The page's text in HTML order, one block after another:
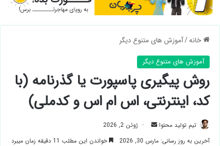
خانه/آموزش های متنوع دیگر
آموزش های متنوع دیگر
روش پیگیری پاسپورت یا گذرنامه (با
کد، اینترنتی، اس ام اس و کدملی)
تیم تولید محتوا
ارسال
ایمیل
ژوئن 2, 2026
آخرین به روز رسانی: مارس 30, 2026
خواندن این مطلب 11 دقیقه زمان میبرد